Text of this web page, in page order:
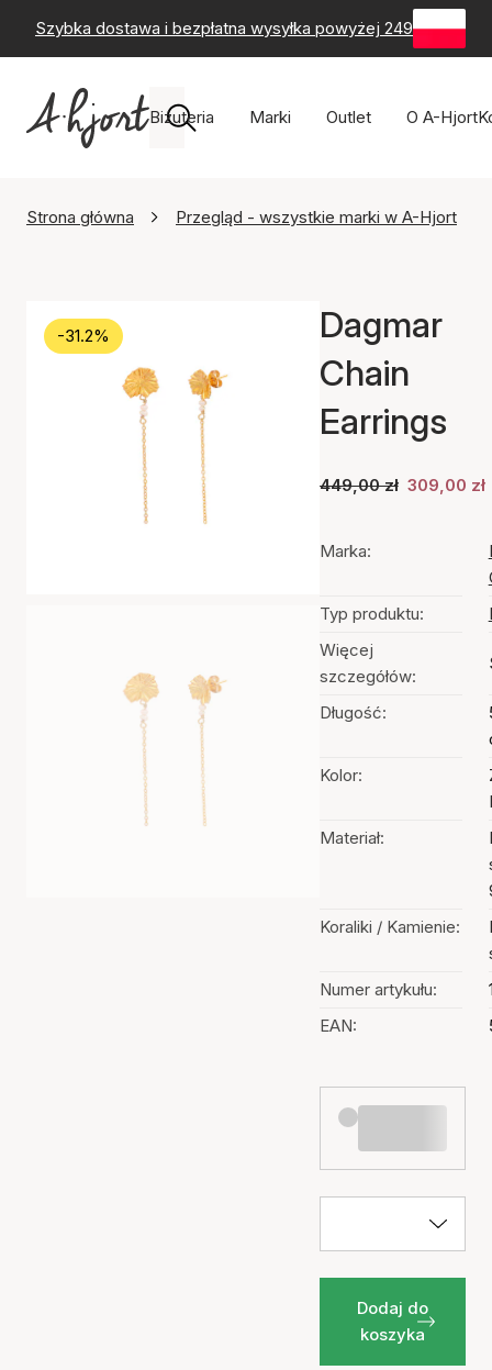
Szybka dostawa i bezpłatna wysyłka powyżej 249 zł -
Biżuteria Marki Outlet O A-Hjort
Strona główna Przegląd - wszystkie marki w A-Hjort
-31.2%
Dagmar
Chain
Earrings
449,00 zł 309,00 zł
Marka:
Typ produktu:
Więcej
szczegółów:
Długość:
Kolor:
Materiał:
Koraliki / Kamienie:
Numer artykułu:
EAN:
Dodaj do
koszyka